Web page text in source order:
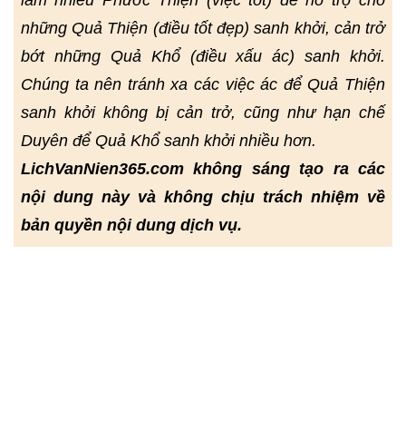
những Quả Thiện (điều tốt đẹp) sanh khởi, cản trở
bớt những Quả Khổ (điều xấu ác) sanh khởi.
Chúng ta nên tránh xa các việc ác để Quả Thiện
sanh khởi không bị cản trở, cũng như hạn chế
Duyên để Quả Khổ sanh khởi nhiều hơn.
LichVanNien365.com không sáng tạo ra các
nội dung này và không chịu trách nhiệm về
bản quyền nội dung dịch vụ.